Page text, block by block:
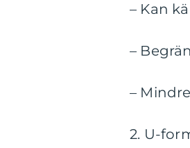
– Kan
–
–
2. U-